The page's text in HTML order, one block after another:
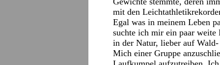
mit den
Egal was in meinem Leben
suchte ich mir ein paar weite
in der Natur, lieber auf
Mich einer Gruppe